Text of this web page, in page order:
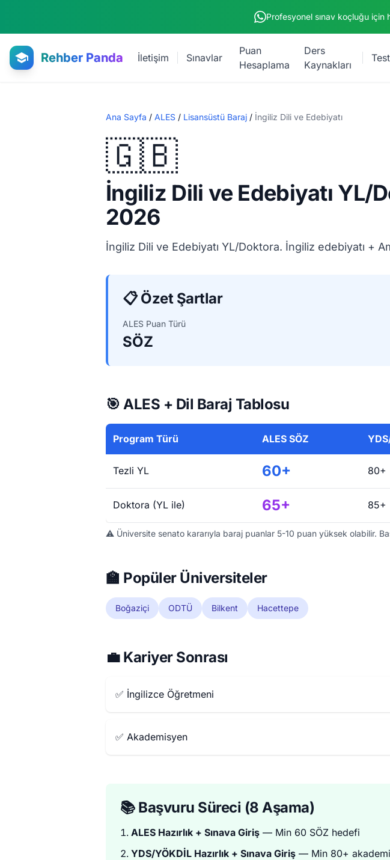
Profesyonel sınav koçluğu için
Rehber Panda İletişim Sınavlar
Puan
Hesaplama
Ders
Kaynakları
Ana Sayfa / ALES / Lisansüstü Baraj / İngiliz Dili ve Edebiyatı
🇬🇧
İngiliz Dili ve Edebiyatı YL/
2026
İngiliz Dili ve Edebiyatı YL/Doktora. İngiliz edebiyatı +
📋 Özet Şartlar
ALES Puan Türü
SÖZ
🎯 ALES + Dil Baraj Tablosu
Program Türü ALES SÖZ
Tezli YL 60+ 80+
Doktora (YL ile) 65+ 85+
⚠️ Üniversite senato kararıyla baraj puanlar 5-10 puan yüksek olabilir.
🏫 Popüler Üniversiteler
Boğaziçi ODTÜ Bilkent Hacettepe
💼 Kariyer Sonrası
✅ İngilizce Öğretmeni
✅ Akademisyen
📚 Başvuru Süreci (8 Aşama)
ALES Hazırlık + Sınava Giriş — Min 60 SÖZ hedefi
YDS/YÖKDİL Hazırlık + Sınava Giriş — Min 80+